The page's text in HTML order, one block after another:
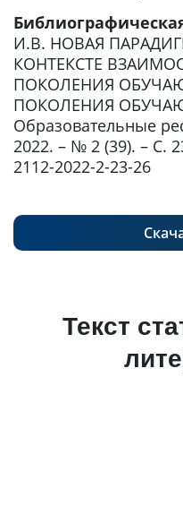
И.В. НОВАЯ
КОНТЕКСТЕ
ПОКОЛЕНИЯ
ПОКОЛЕНИЯ
Образовательные
2022. – № 2 (39). – С.
2112-2022-2-23-26
Текст